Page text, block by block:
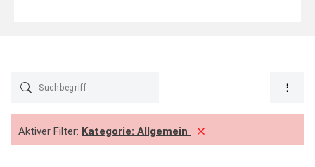
Aktiver Filter: Kategorie: Allgemein